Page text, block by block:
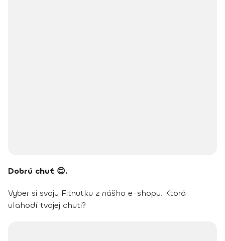
Dobrú chuť 😊.
Vyber si svoju Fitnutku z nášho e-shopu. Ktorá
ulahodí tvojej chuti?